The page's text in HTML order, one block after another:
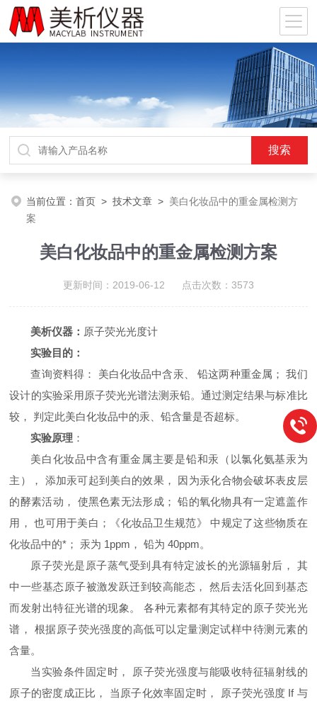
当前位置：首页 >技术文章 > 美白化妆品中的重金属检测方
案
美白化妆品中的重金属检测方案
更新时间：2019-06-12 点击次数：3573
美析仪器： 原子荧光光度计
实验目的：
查询资料得： 美白化妆品中含汞、 铅这两种重金属； 我们
设计的实验采用原子荧光光谱法测汞铅。通过测定结果与标准比
较， 判定此美白化妆品中的汞、铅含量是否超标。
实验原理 ：
美白化妆品中含有重金属主要是铅和汞（以氯化氨基汞为
主）， 添加汞可起到 美白的效果， 因为汞化合物会破坏表皮层
的酵素活动， 使黑色素无法形成； 铅的氧化物具有一定遮盖作
用， 也可用于美白；《化妆品卫生规范》 中规定了这些物质在
化妆品中的*； 汞为 1ppm， 铅为 40ppm。
原子荧光是原子蒸气受到具有特定波长的光源辐射后， 其
中一些基态原子被激发跃迁到较高能态， 然后去活化回到基态
而发射出特征光谱的现象。 各种元素都有其特定的原子荧光光
谱， 根据原子荧光强度的高低可以定量测定试样中待测元素的
含量。
当实验条件固定时， 原子荧光强度与能吸收特征辐射线的
原子的密度成正比， 当原子化效率固定时， 原子荧光强度 If 与